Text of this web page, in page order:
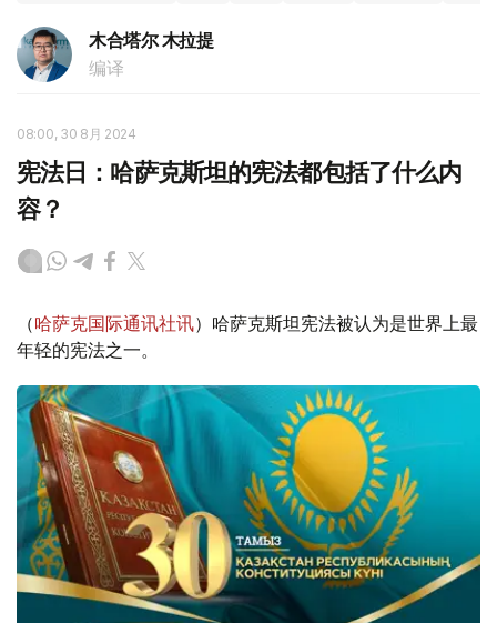
木合塔尔 木拉提
编译
08:00, 30 8月 2024
宪法日：哈萨克斯坦的宪法都包括了什么内
容？
（哈萨克国际通讯社讯）哈萨克斯坦宪法被认为是世界上最
年轻的宪法之一。